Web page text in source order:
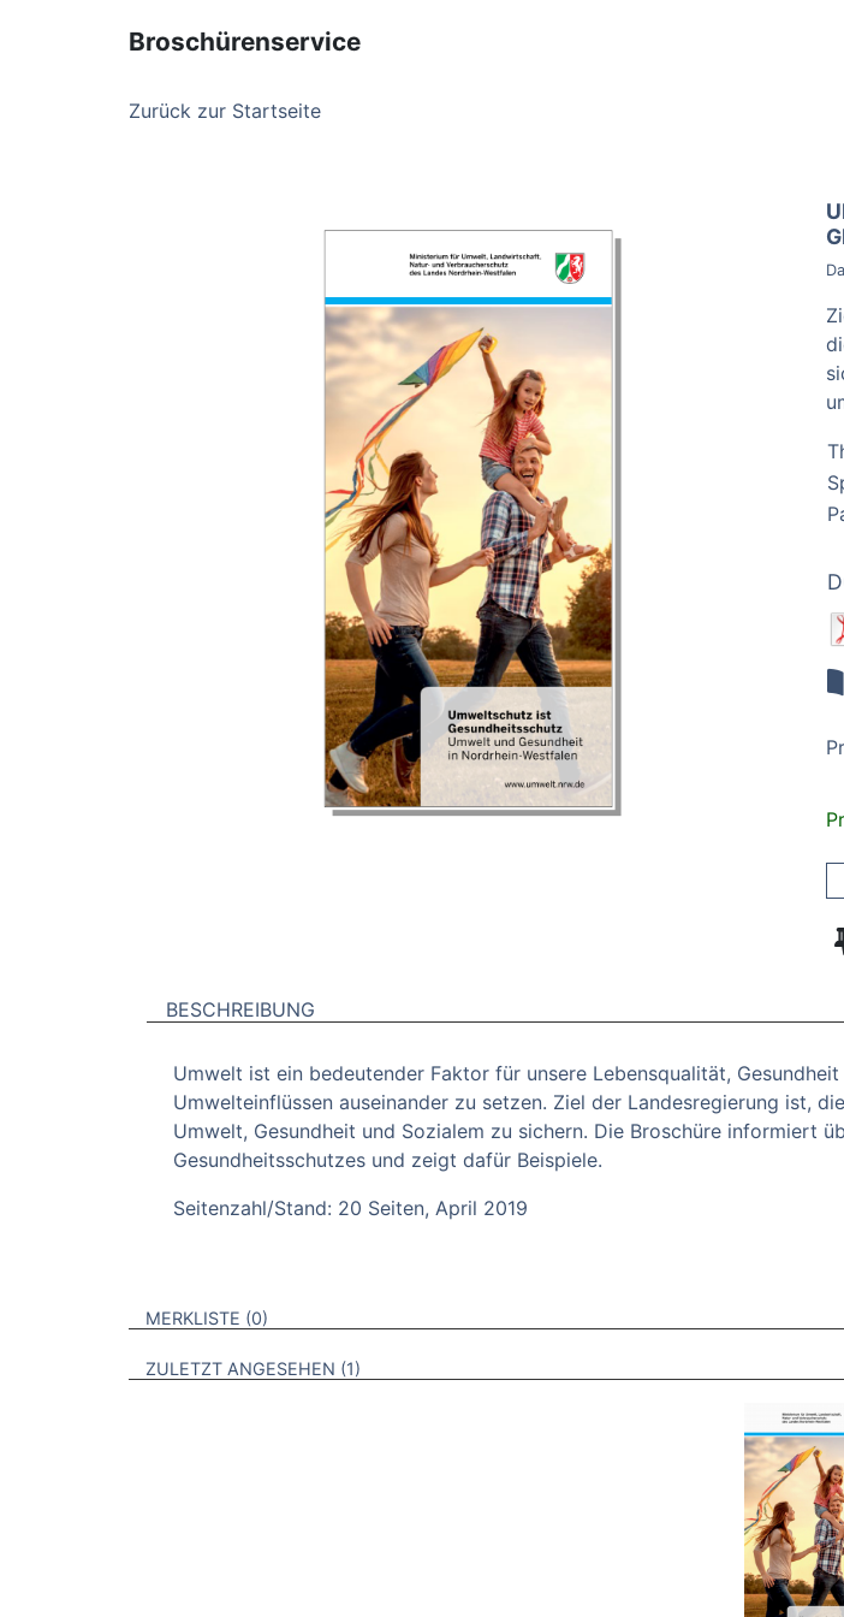
Broschürenservice
Zurück zur Startseite
BESCHREIBUNG
Umwelt ist ein bedeutender Faktor für unsere Lebensqualität,
Umwelteinflüssen auseinander zu setzen. Ziel der Landesregierung ist,
Umwelt, Gesundheit und Sozialem zu sichern. Die Broschüre informiert
Gesundheitsschutzes und zeigt dafür Beispiele.
Seitenzahl/Stand: 20 Seiten, April 2019
VERWEISE AUF VERMERKTE- ODER ZULETZT ANGESEHENE BROSCHÜREN
MERKLISTE 0
ZULETZT ANGESEHEN 1